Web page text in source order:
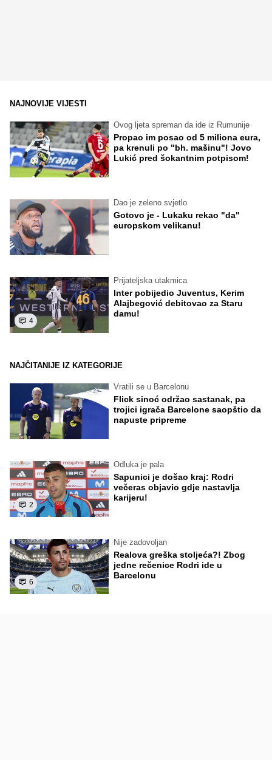
NAJNOVIJE VIJESTI
Ovog ljeta spreman da ide iz Rumunije
Propao im posao od 5 miliona eura,
pa krenuli po "bh. mašinu"! Jovo
Lukić pred šokantnim potpisom!
Dao je zeleno svjetlo
Gotovo je - Lukaku rekao "da"
europskom velikanu!
4
Prijateljska utakmica
Inter pobijedio Juventus, Kerim
Alajbegović debitovao za Staru
damu!
NAJČITANIJE IZ KATEGORIJE
Vratili se u Barcelonu
Flick sinoć održao sastanak, pa
trojici igrača Barcelone saopštio da
napuste pripreme
2
Odluka je pala
Sapunici je došao kraj: Rodri
večeras objavio gdje nastavlja
karijeru!
6
Nije zadovoljan
Realova greška stoljeća?! Zbog
jedne rečenice Rodri ide u
Barcelonu